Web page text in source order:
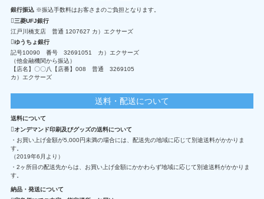
銀行振込 ※振込手数料はお客さまのご負担となります。
三菱UFJ銀行
江戸川橋支店 普通 1207627 カ）エクサーズ
ゆうちょ銀行
記号10090 番号 32691051 カ）エクサーズ
（他金融機関から振込）
【店名】〇〇八【店番】008 普通 3269105
カ）エクサーズ
送料・配送について
送料について
オンデマンド印刷及びグッズの送料について
・お買い上げ金額が5,000円未満の場合には、配送先の地域に応じて別途送料がかかりま
す。
（2019年6月より）
・2ヶ所目の配送先からは、お買い上げ金額にかかわらず地域に応じて別途送料がかかりま
す。
納品・発送について